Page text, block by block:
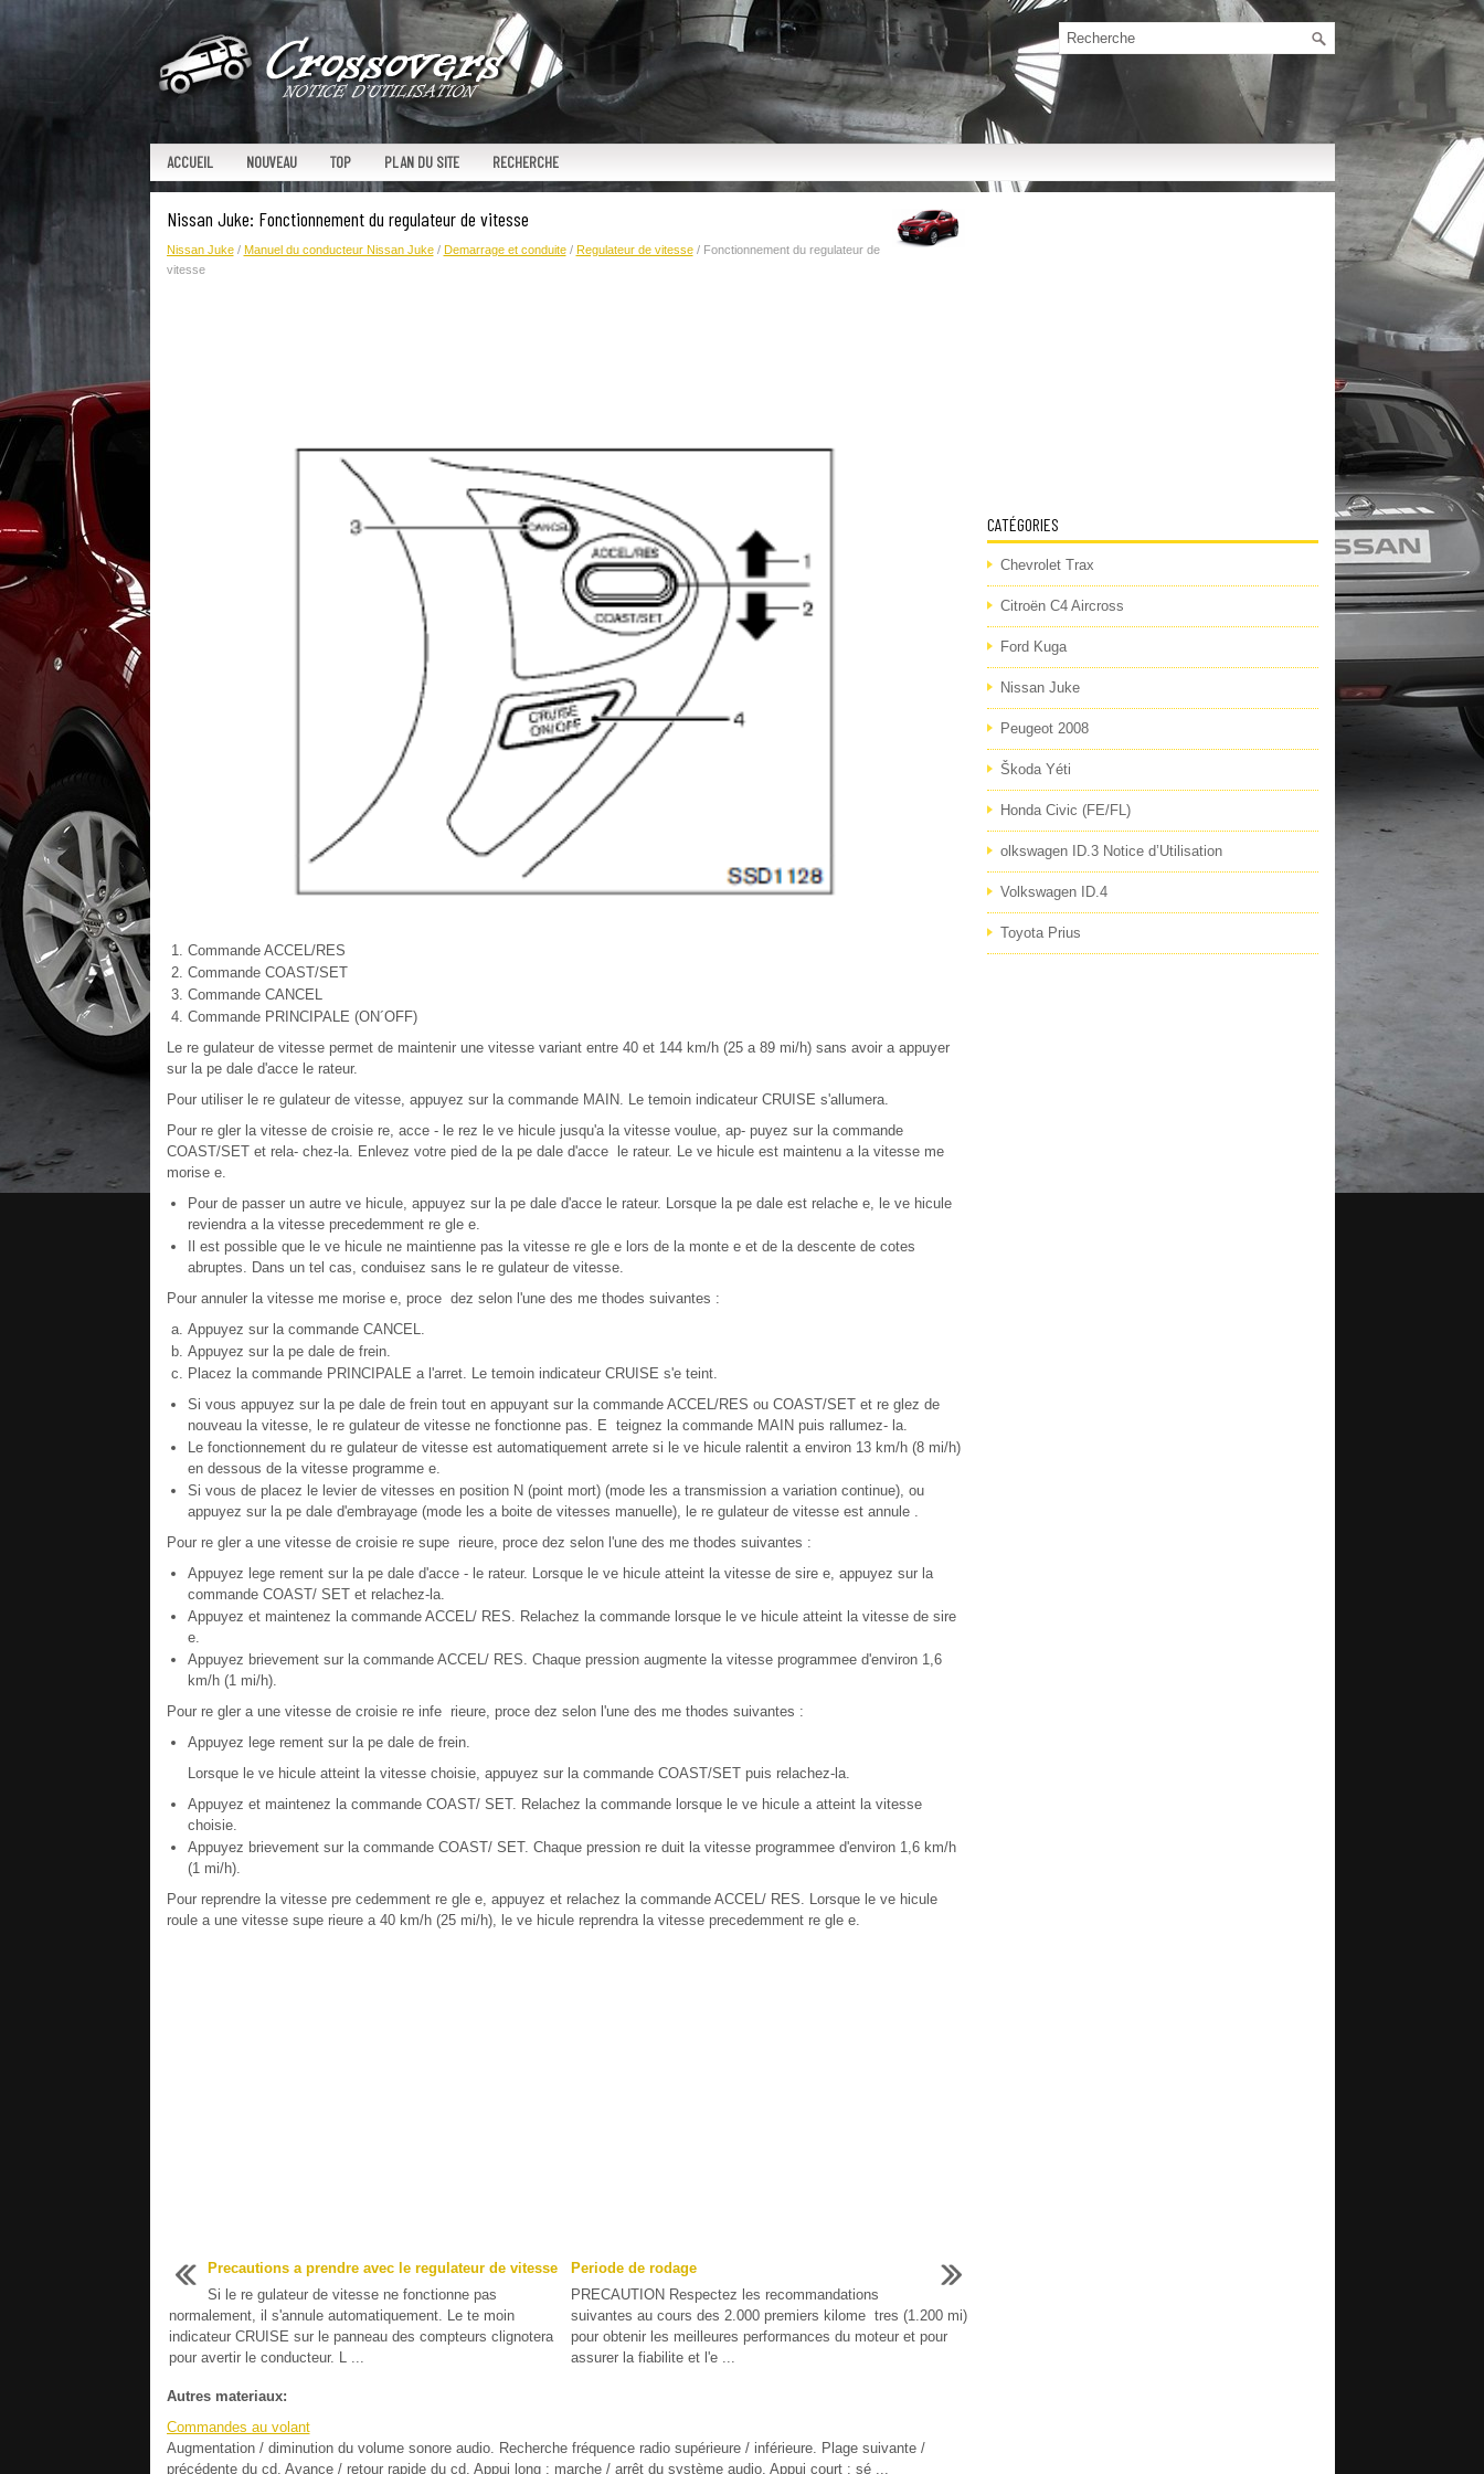
ACCUEIL NOUVEAU TOP PLAN DU SITE RECHERCHE
Nissan Juke: Fonctionnement du regulateur de vitesse
Nissan Juke/ Manuel du conducteur Nissan Juke/ Demarrage et conduite/ Regulateur de vitesse/ Fonctionnement du regulateur de
vitesse
Commande ACCEL/RES
Commande COAST/SET
Commande CANCEL
Commande PRINCIPALE (ON´OFF)
Le re gulateur de vitesse permet de maintenir une vitesse variant entre 40 et 144 km/h (25 a 89 mi/h) sans avoir a appuyer
sur la pe dale d'acce le rateur.
Pour utiliser le re gulateur de vitesse, appuyez sur la commande MAIN. Le temoin indicateur CRUISE s'allumera.
Pour re gler la vitesse de croisie re, acce - le rez le ve hicule jusqu'a la vitesse voulue, ap- puyez sur la commande
COAST/SET et rela- chez-la. Enlevez votre pied de la pe dale d'acce le rateur. Le ve hicule est maintenu a la vitesse me
morise e.
Pour de passer un autre ve hicule, appuyez sur la pe dale d'acce le rateur. Lorsque la pe dale est relache e, le ve hicule
reviendra a la vitesse precedemment re gle e.
Il est possible que le ve hicule ne maintienne pas la vitesse re gle e lors de la monte e et de la descente de cotes
abruptes. Dans un tel cas, conduisez sans le re gulateur de vitesse.
Pour annuler la vitesse me morise e, proce dez selon l'une des me thodes suivantes :
Appuyez sur la commande CANCEL.
Appuyez sur la pe dale de frein.
Placez la commande PRINCIPALE a l'arret. Le temoin indicateur CRUISE s'e teint.
Si vous appuyez sur la pe dale de frein tout en appuyant sur la commande ACCEL/RES ou COAST/SET et re glez de
nouveau la vitesse, le re gulateur de vitesse ne fonctionne pas. E teignez la commande MAIN puis rallumez- la.
Le fonctionnement du re gulateur de vitesse est automatiquement arrete si le ve hicule ralentit a environ 13 km/h (8 mi/h)
en dessous de la vitesse programme e.
Si vous de placez le levier de vitesses en position N (point mort) (mode les a transmission a variation continue), ou
appuyez sur la pe dale d'embrayage (mode les a boite de vitesses manuelle), le re gulateur de vitesse est annule .
Pour re gler a une vitesse de croisie re supe rieure, proce dez selon l'une des me thodes suivantes :
Appuyez lege rement sur la pe dale d'acce - le rateur. Lorsque le ve hicule atteint la vitesse de sire e, appuyez sur la
commande COAST/ SET et relachez-la.
Appuyez et maintenez la commande ACCEL/ RES. Relachez la commande lorsque le ve hicule atteint la vitesse de sire
e.
Appuyez brievement sur la commande ACCEL/ RES. Chaque pression augmente la vitesse programmee d'environ 1,6
km/h (1 mi/h).
Pour re gler a une vitesse de croisie re infe rieure, proce dez selon l'une des me thodes suivantes :
Appuyez lege rement sur la pe dale de frein.
Lorsque le ve hicule atteint la vitesse choisie, appuyez sur la commande COAST/SET puis relachez-la.
Appuyez et maintenez la commande COAST/ SET. Relachez la commande lorsque le ve hicule a atteint la vitesse
choisie.
Appuyez brievement sur la commande COAST/ SET. Chaque pression re duit la vitesse programmee d'environ 1,6 km/h
(1 mi/h).
Pour reprendre la vitesse pre cedemment re gle e, appuyez et relachez la commande ACCEL/ RES. Lorsque le ve hicule
roule a une vitesse supe rieure a 40 km/h (25 mi/h), le ve hicule reprendra la vitesse precedemment re gle e.
Precautions a prendre avec le regulateur de vitesse
Si le re gulateur de vitesse ne fonctionne pas
normalement, il s'annule automatiquement. Le te moin
indicateur CRUISE sur le panneau des compteurs clignotera
pour avertir le conducteur. L ...
Periode de rodage
PRECAUTION Respectez les recommandations
suivantes au cours des 2.000 premiers kilome tres (1.200 mi)
pour obtenir les meilleures performances du moteur et pour
assurer la fiabilite et l'e ...
Autres materiaux:
Commandes au volant
Augmentation / diminution du volume sonore audio. Recherche fréquence radio supérieure / inférieure. Plage suivante /
précédente du cd. Avance / retour rapide du cd. Appui long : marche / arrêt du système audio. Appui court : sé ...
CATÉGORIES
Chevrolet Trax
Citroën C4 Aircross
Ford Kuga
Nissan Juke
Peugeot 2008
Škoda Yéti
Honda Civic (FE/FL)
olkswagen ID.3 Notice d’Utilisation
Volkswagen ID.4
Toyota Prius